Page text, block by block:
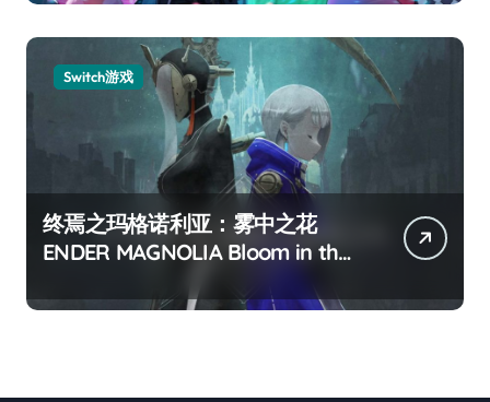
Switch游戏
终焉之玛格诺利亚：雾中之花
ENDER MAGNOLIA Bloom in the